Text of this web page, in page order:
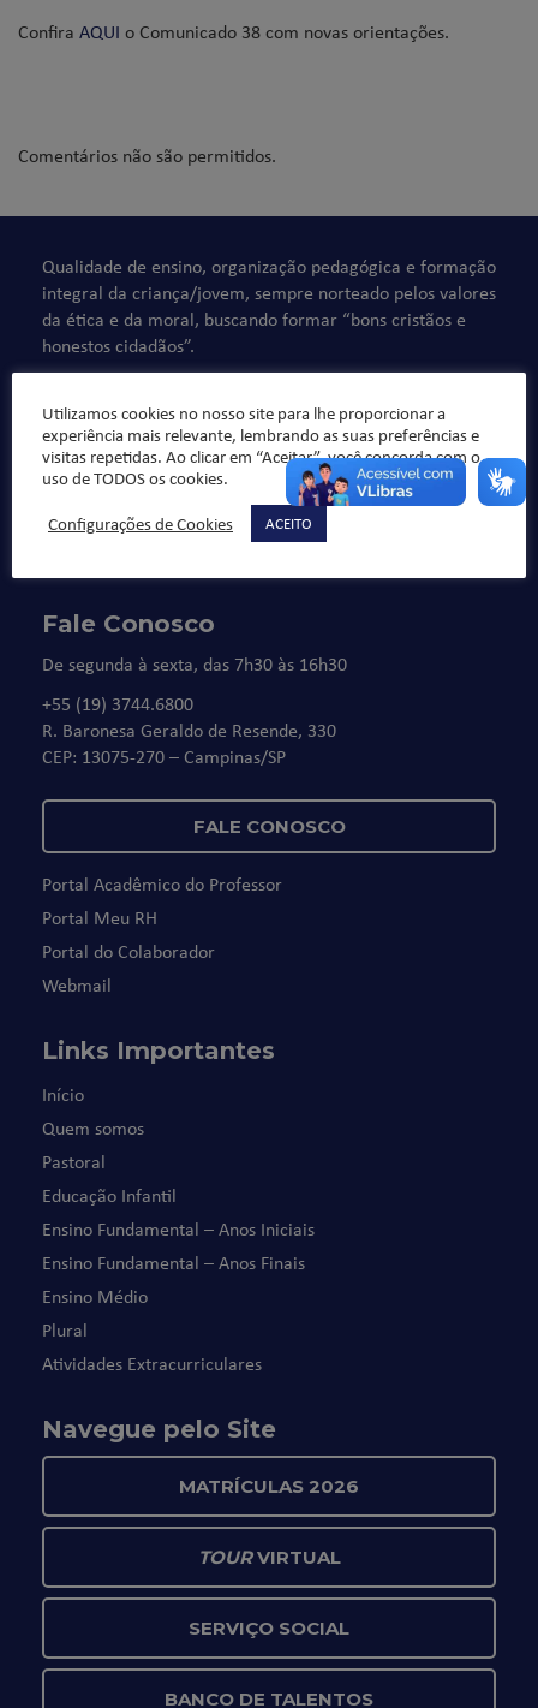
Confira AQUI o Comunicado 38 com novas orientações.
Comentários não são permitidos.
Qualidade de ensino, organização pedagógica e formação
integral da criança/jovem, sempre norteado pelos valores
da ética e da moral, buscando formar “bons cristãos e
honestos cidadãos”.
Fale Conosco
De segunda à sexta, das 7h30 às 16h30
+55 (19) 3744.6800
R. Baronesa Geraldo de Resende, 330
CEP: 13075-270 – Campinas/SP
FALE CONOSCO
Portal Acadêmico do Professor
Portal Meu RH
Portal do Colaborador
Webmail
Links Importantes
Início
Quem somos
Pastoral
Educação Infantil
Ensino Fundamental – Anos Iniciais
Ensino Fundamental – Anos Finais
Ensino Médio
Plural
Atividades Extracurriculares
Navegue pelo Site
MATRÍCULAS 2026
TOURVIRTUAL
SERVIÇO SOCIAL
BANCO DE TALENTOS
Utilizamos cookies no nosso site para lhe proporcionar a
experiência mais relevante, lembrando as suas preferências e
visitas repetidas. Ao clicar em “Aceitar”, você concorda com o
uso de TODOS os cookies.
Configurações de Cookies
ACEITO